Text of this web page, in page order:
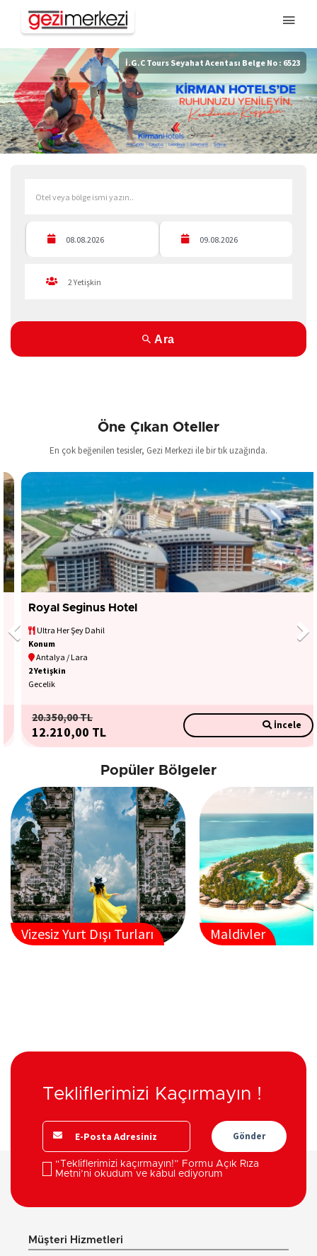
İ.G.C Tours Seyahat Acentası Belge No : 6523
2Yetişkin
Ara
Öne Çıkan Oteller
En çok beğenilen tesisler, Gezi Merkezi ile bir tık uzağında.
Royal Seginus Hotel
Ultra Her Şey Dahil
Konum
Antalya / Lara
2 Yetişkin
Gecelik
20.350,00TL
12.210,00TL İncele
Popüler Bölgeler
Vizesiz Yurt Dışı Turları Maldivler
Tekliflerimizi Kaçırmayın !
Gönder
“Tekliflerimizi kaçırmayın!” Formu Açık Rıza
Metni’ni okudum ve kabul ediyorum
Müşteri Hizmetleri